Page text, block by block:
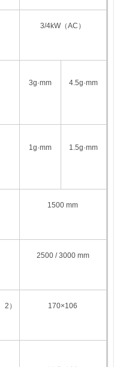
3/4kW（AC ）
3g·mm 4.5g·mm
1g·mm 1.5g·mm
1500 mm
2500 / 3000 mm
2 ） 170×106